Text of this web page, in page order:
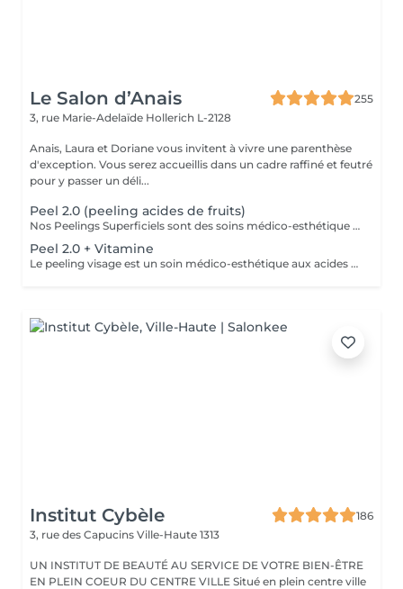
Le Salon d’Anais
255
3, rue Marie-Adelaïde Hollerich L-2128
Anais, Laura et Doriane vous invitent à vivre une parenthèse
d'exception. Vous serez accueillis dans un cadre raffiné et feutré
pour y passer un déli...
Peel 2.0 (peeling acides de fruits)
Nos Peelings Superficiels sont des soins médico-esthétique aux acides de fruits qui agissent par une exfoliation chimique controlée des couches supérieurs de la peau afin de stimuler et accélérer le renouvellement cellulaire. En éliminant les cellules mortes de la surface cutanée, ce traitement permet d'unifier le teint, d'atténuer les imperfections et de redonner de l'éclat à la peau. AVANTAGES DU PEELING - Favoriser la création de collagène et d'élastine pour restaurer la fermeté et la souplesse de la peau - Réduction des rides profondes, poches et cernes - Amélioration de l'hydratation - Stimuler la microcirculation - Atténuer les rougeurs présentes - Atténuer les cicatrices d'acné - Affiner le grain de peau - Diminution des pores dilatés, points noirs, comédons - Éclat immédiat du teint PRÉCAUTIONS OBLIGATOIRES - PAS D'ÉPILATION sur la ZONE à traiter 5 jours avant - PAS DE RASAGE pour les hommes 48h avant - Irritations, rougeurs, voire légères croûtes à prévoir pendant 5 à 7 jours (peel expert) - Utilisation OBLIGATOIRE d'une crème ANTI-SOLAIRE pendant 10 jours, matin, midi, soir CONTRE-INDICATIONS - Grossesse/allaitement - Exposition solaire récente ou prévue (48h avant à 7 jours après le soin) - Traitement lourd : chimio (attendre 1 an post chimio) ou antibiotique (attendre 6 mois) - Prise d'anticoagulant, anti-inflammatoire + de 5 jours - Traitements dermatologiques en cours (type Roaccutane) - Allergie aux acides de fruits, fruits à coque ou à l'aspirine - Dermabrasion médicale - Injection de botox ou acide hyaluronique (attendre 1 mois) - Maladies auto-immunes (diabète) - Cicatrices chéloïdes
Peel 2.0 + Vitamine
Le peeling visage est un soin médico-esthétique aux acides de fruits qui consiste à appliquer une solution exfoliante sur la peau afin de stimuler et accélérer le renouvellement cellulaire. En éliminant les cellules mortes de la surface cutanée, ce traitement permet d'unifier le teint, d'atténuer les imperfections et de redonner de l'éclat à la peau. AVANTAGES DU PEELING - Favoriser la création de collagène et d'élastine pour restaurer la fermeté et la souplesse de la peau - Réduction des rides profondes, poches et cernes - Amélioration de l'hydratation - Stimuler la microcirculation - Atténuer les rougeurs présentes - Atténuer les cicatrices d'acné - Affiner le grain de peau - Diminution des pores dilatés, points noirs, comédons - Éclat immédiat du teint PRÉCAUTIONS OBLIGATOIRES - PAS D'ÉPILATION sur la ZONE à traiter 5 jours avant - PAS DE RASAGE pour les hommes 48h avant - Irritations, rougeurs, voire légères croûtes à prévoir pendant 5 à 7 jours (peel expert) - Utilisation OBLIGATOIRE d'une crème ANTI-SOLAIRE pendant 10 jours, matin, midi, soir CONTRE-INDICATIONS - Grossesse/allaitement - Exposition solaire récente ou prévue (48h avant à 7 jours après le soin) - Traitement lourd : chimio (attendre 1 an post chimio) ou antibiotique (attendre 6 mois) - Prise d'anticoagulant, anti-inflammatoire + de 5 jours - Traitements dermatologiques en cours (type Roaccutane) - Allergie aux acides de fruits, fruits à coque ou à l'aspirine - Dermabrasion médicale - Injection de botox ou acide hyaluronique (attendre 1 mois) - Maladies auto-immunes (diabète) - Cicatrices chéloïdes
Institut Cybèle
186
3, rue des Capucins Ville-Haute 1313
UN INSTITUT DE BEAUTÉ AU SERVICE DE VOTRE BIEN-ÊTRE
EN PLEIN COEUR DU CENTRE VILLE Situé en plein centre ville